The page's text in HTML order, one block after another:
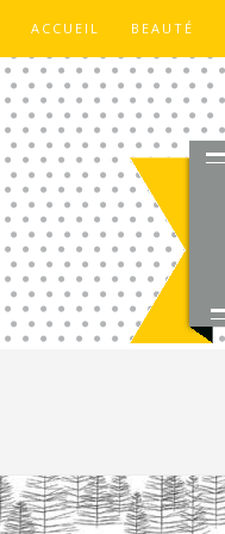
ACCUEIL BEAUTÉ